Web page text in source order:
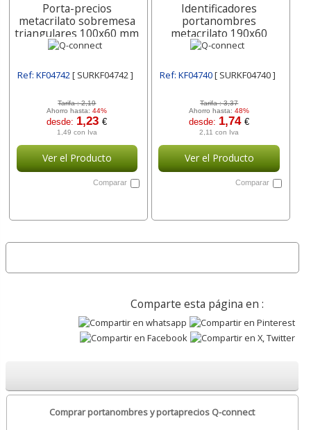
Porta-precios
metacrilato sobremesa
triangulares 100x60 mm
Q-connect
Ref: KF04742[ SURKF04742 ]
Tarifa :2,19
Ahorro hasta:44%
desde: 1,23€
1,49 con Iva
Ver el Producto
Comparar
Identificadores
portanombres
metacrilato 190x60
portaprecios Q-connect
Ref: KF04740[ SURKF04740 ]
Tarifa :3,37
Ahorro hasta:48%
desde: 1,74€
2,11 con Iva
Ver el Producto
Comparar
Comparte esta página en :
Comprar portanombres y portaprecios Q-connect